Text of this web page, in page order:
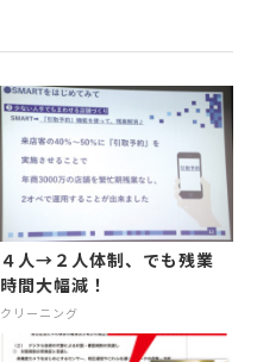
４人→２人体制、でも残業
時間大幅減！
クリーニング